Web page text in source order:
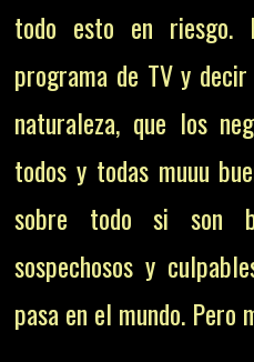
todo esto en
programa de TV y
naturaleza, que los
todos y todas muuu
sobre todo si son
sospechosos y
pasa en el mundo. Pero